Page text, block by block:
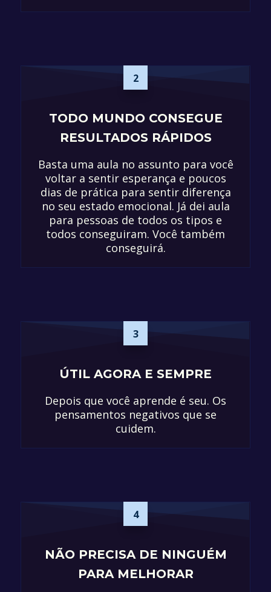
2
TODO MUNDO CONSEGUE
RESULTADOS RÁPIDOS
Basta uma aula no assunto para você
voltar a sentir esperança e poucos
dias de prática para sentir diferença
no seu estado emocional. Já dei aula
para pessoas de todos os tipos e
todos conseguiram. Você também
conseguirá.
3
ÚTIL AGORA E SEMPRE
Depois que você aprende é seu. Os
pensamentos negativos que se
cuidem.
4
NÃO PRECISA DE NINGUÉM
PARA MELHORAR